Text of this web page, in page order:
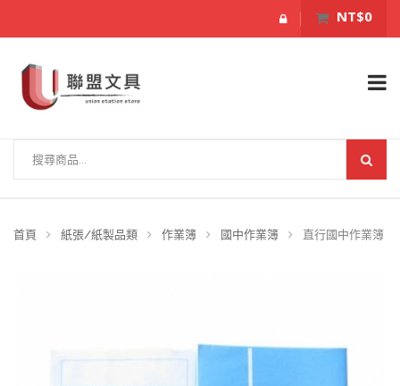
NT$0
首頁 紙張/紙製品類 作業簿 國中作業簿 直行國中作業簿